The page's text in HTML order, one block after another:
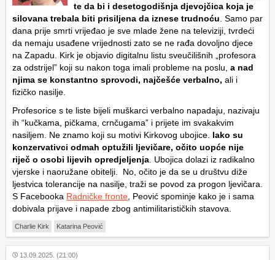
te da bi i desetogodišnja djevojčica koja je
silovana trebala biti prisiljena da iznese trudnoću. Samo par
dana prije smrti vrijeđao je sve mlade žene na televiziji, tvrdeći
da nemaju usađene vrijednosti zato se ne rađa dovoljno djece
na Zapadu. Kirk je objavio digitalnu listu sveučilišnih „profesora
za odstrijel” koji su nakon toga imali probleme na poslu, a nad
njima se konstantno sprovodi, najčešće verbalno, ali i
fizičko nasilje.
Profesorice s te liste bijeli muškarci verbalno napadaju, nazivaju
ih “kučkama, pičkama, crnčugama” i prijete im svakakvim
nasiljem. Ne znamo koji su motivi Kirkovog ubojice. Iako su
konzervativci odmah optužili ljevičare, očito uopće nije
riječ o osobi lijevih opredjeljenja. Ubojica dolazi iz radikalno
vjerske i naoružane obitelji. No, očito je da se u društvu diže
ljestvica tolerancije na nasilje, traži se povod za progon ljevičara.
S Facebooka Radničke fronte, Peović spominje kako je i sama
dobivala prijave i napade zbog antimilitarističkih stavova.
Charlie Kirk Katarina Peović
13.09.2025. (21:00)